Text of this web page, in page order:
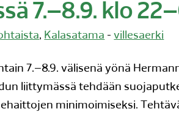
7.–8.9. klo
, Kalasatama -villesaerki
7.–8.9. välisenä yönä
liittymässä tehdään
minimoimiseksi.